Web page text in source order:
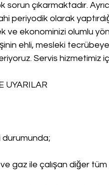
çıkarmaktadır.
periyodik olarak
ve ekonominizi olumlu
ehli, mesleki
Servis hizmetimiz
UYARILAR
durumunda;
gaz ile çalışan diğer tüm